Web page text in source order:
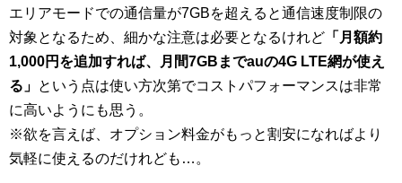
エリアモードでの通信量が7GBを超えると通信速度制限の
対象となるため、細かな注意は必要となるけれど 「月額約
1,000円を追加すれば、月間7GBまでauの4G LTE網が使え
る」 という点は使い方次第でコストパフォーマンスは非常
に高いようにも思う。
※欲を言えば、オプション料金がもっと割安になればより
気軽に使えるのだけれども…。